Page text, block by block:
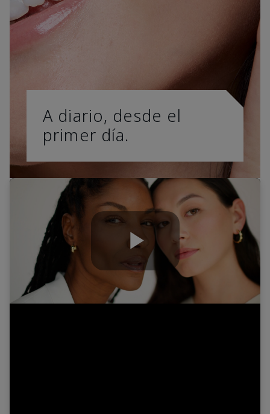
A diario, desde el
primer día.
Play